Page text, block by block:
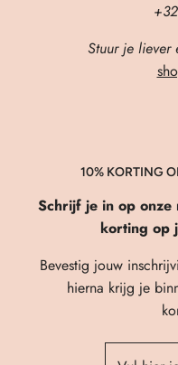
Stuur je liever
10% KORTING
Schrijf je in op onze
korting op
Bevestig jouw
hierna krijg je